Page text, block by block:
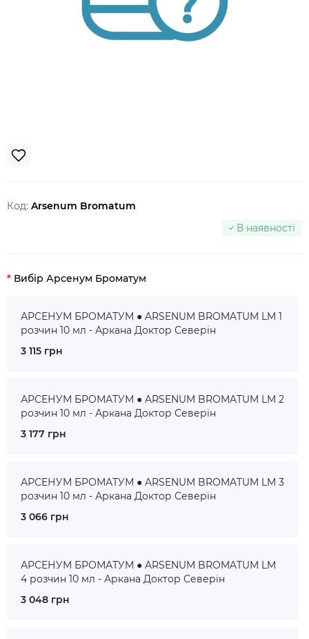
Код: Arsenum Bromatum
В наявності
Вибір Арсенум Броматум
АРСЕНУМ БРОМАТУМ ● ARSENUM BROMATUM LM 1
розчин 10 мл - Аркана Доктор Северін
3 115 грн
АРСЕНУМ БРОМАТУМ ● ARSENUM BROMATUM LM 2
розчин 10 мл - Аркана Доктор Северін
3 177 грн
АРСЕНУМ БРОМАТУМ ● ARSENUM BROMATUM LM 3
розчин 10 мл - Аркана Доктор Северін
3 066 грн
АРСЕНУМ БРОМАТУМ ● ARSENUM BROMATUM LM
4 розчин 10 мл - Аркана Доктор Северін
3 048 грн